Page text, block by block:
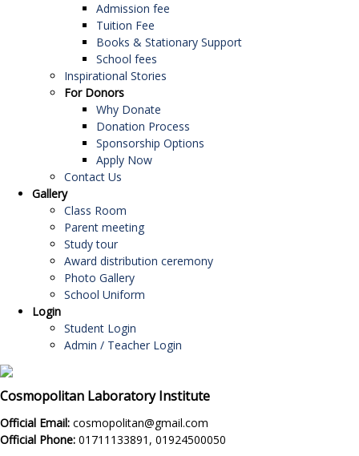
Admission fee
Tuition Fee
Books & Stationary Support
School fees
Inspirational Stories
For Donors
Why Donate
Donation Process
Sponsorship Options
Apply Now
Contact Us
Gallery
Class Room
Parent meeting
Study tour
Award distribution ceremony
Photo Gallery
School Uniform
Login
Student Login
Admin / Teacher Login
Cosmopolitan Laboratory Institute
Official Email: cosmopolitan@gmail.com
Official Phone: 01711133891, 01924500050